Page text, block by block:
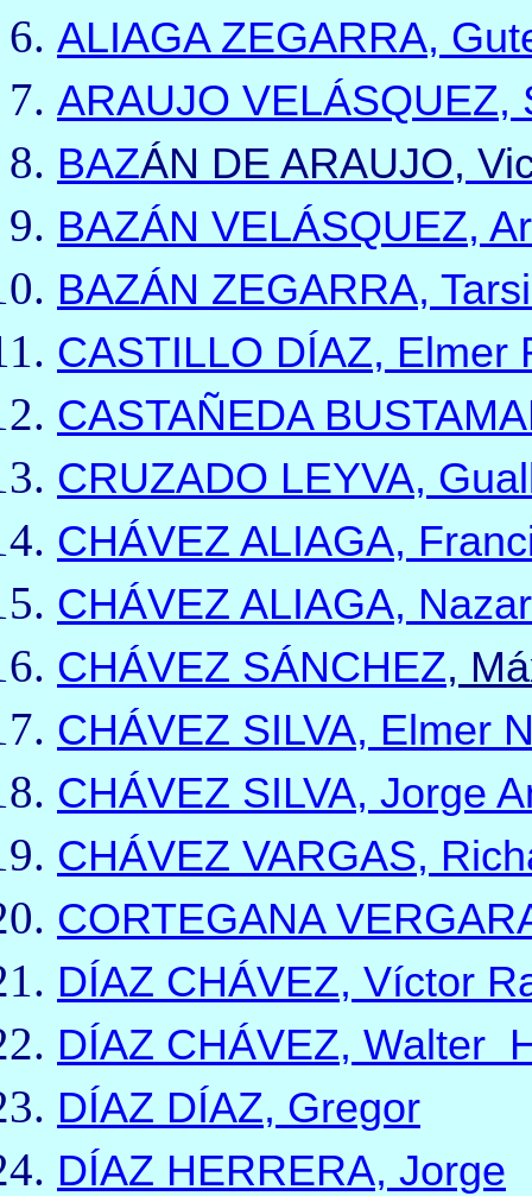
ALIAGA ZEGARRA,
ARAUJO VELÁSQUEZ,
BAZÁN DE ARAUJO,
BAZÁN VELÁSQUEZ,
BAZÁN ZEGARRA,
CASTILLO DÍAZ, Elmer
CASTAÑEDA
CRUZADO LEYVA,
CHÁVEZ ALIAGA,
CHÁVEZ ALIAGA,
CHÁVEZ SÁNCHEZ,
CHÁVEZ SILVA, Elmer
CHÁVEZ SILVA, Jorge
CHÁVEZ VARGAS,
CORTEGANA
DÍAZ CHÁVEZ, Víctor
DÍAZ CHÁVEZ, Walter
DÍAZ DÍAZ, Gregor
DÍAZ HERRERA, Jorge